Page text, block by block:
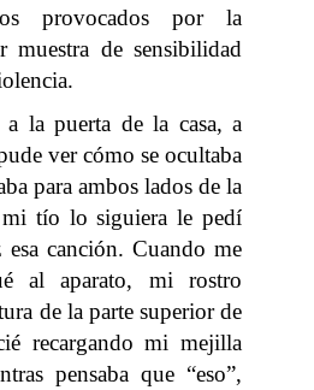
provocados por la
muestra de sensibilidad
la puerta de la casa, a
ver cómo se ocultaba
para ambos lados de la
tío lo siguiera le pedí
canción. Cuando me
al aparato, mi rostro
de la parte superior de
recargando mi mejilla
pensaba que “eso”,